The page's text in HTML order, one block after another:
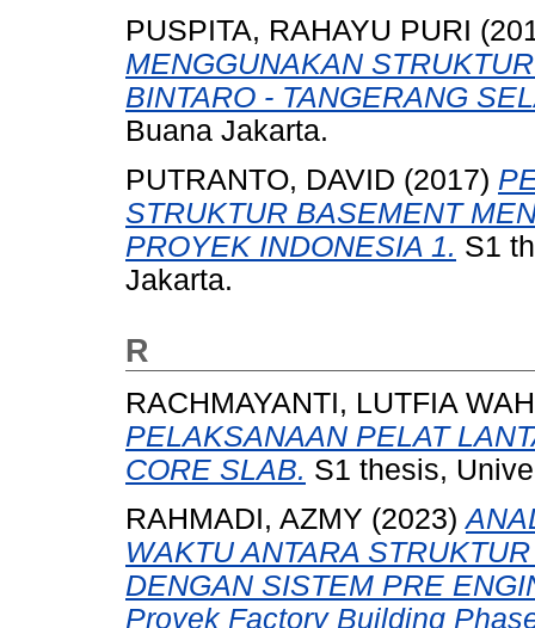
PUSPITA, RAHAYU PURI
MENGGUNAKAN
BINTARO - TANGERANG
Buana Jakarta.
PUTRANTO, DAVID (2017)
STRUKTUR BASEMENT
PROYEK INDONESIA 1. S1
Jakarta.
R
RACHMAYANTI, LUTFIA
PELAKSANAAN PELAT
CORE SLAB. S1 thesis,
RAHMADI, AZMY (2023)
WAKTU ANTARA
DENGAN SISTEM PRE
Proyek Factory Building